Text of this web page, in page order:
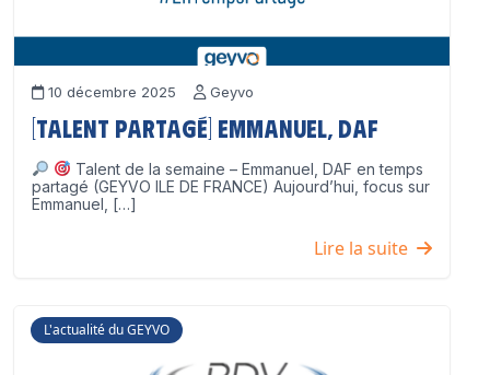
10 décembre 2025 Geyvo
[Talent partagé] Emmanuel, DAF
Talent de la semaine – Emmanuel, DAF en temps
partagé (GEYVO ILE DE FRANCE) Aujourd’hui, focus sur
Emmanuel, […]
Lire la suite
L'actualité du GEYVO